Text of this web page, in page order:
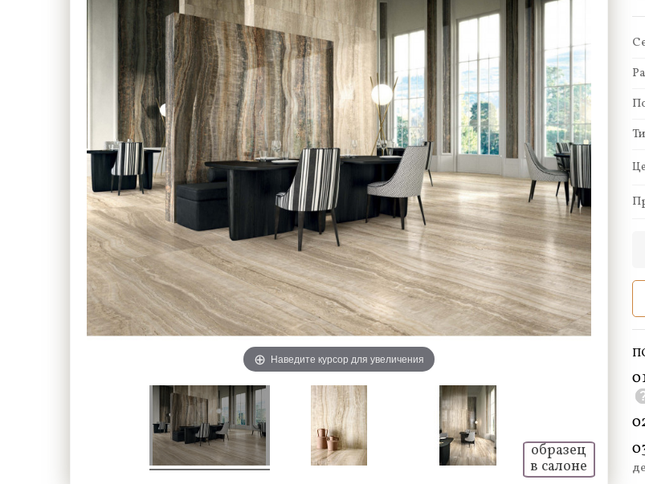
Наведите курсор для увеличения
образец
в салоне